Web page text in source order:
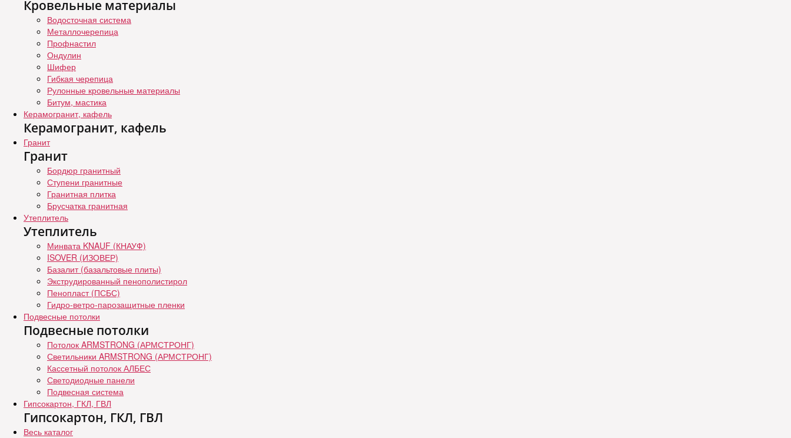
Кровельные материалы
Водосточная система
Металлочерепица
Профнастил
Ондулин
Шифер
Гибкая черепица
Рулонные кровельные материалы
Битум, мастика
Керамогранит, кафель
Керамогранит, кафель
Гранит
Гранит
Бордюр гранитный
Ступени гранитные
Гранитная плитка
Брусчатка гранитная
Утеплитель
Утеплитель
Минвата KNAUF (КНАУФ)
ISOVER (ИЗОВЕР)
Базалит (базальтовые плиты)
Экструдированный пенополистирол
Пенопласт (ПСБС)
Гидро-ветро-парозащитные пленки
Подвесные потолки
Подвесные потолки
Потолок ARMSTRONG (АРМСТРОНГ)
Светильники ARMSTRONG (АРМСТРОНГ)
Кассетный потолок АЛБЕС
Светодиодные панели
Подвесная система
Гипсокартон, ГКЛ, ГВЛ
Гипсокартон, ГКЛ, ГВЛ
Весь каталог